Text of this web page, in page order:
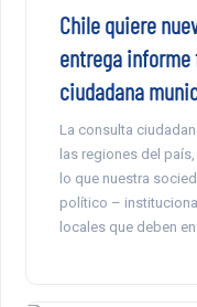
Chile quiere
entrega informe
ciudadana
La consulta
las regiones del
lo que nuestra
político –
locales que deben